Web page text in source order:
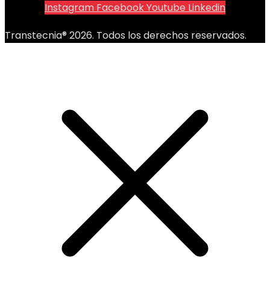
Instagram FacebookYoutube Linkedin
Transtecnia® 2026. Todos los derechos reservados.